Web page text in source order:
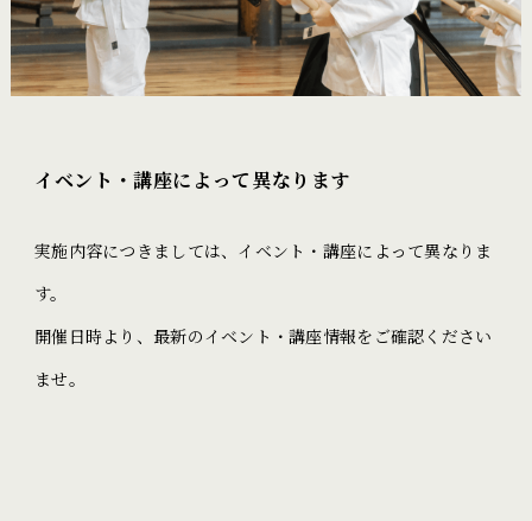
イベント・講座によって異なります
実施内容につきましては、イベント・講座によって異なりま
す。
開催日時より、最新のイベント・講座情報をご確認ください
ませ。